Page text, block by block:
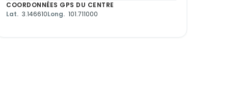
COORDONNÉES GPS DU CENTRE
Lat. 3.146610Long. 101.711000